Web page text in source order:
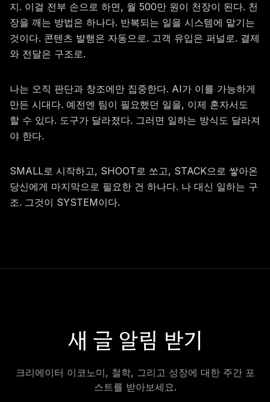
지. 이걸 전부 손으로 하면, 월 500만 원이 천장이 된다. 천
장을 깨는 방법은 하나다. 반복되는 일을 시스템에 맡기는
것이다. 콘텐츠 발행은 자동으로. 고객 유입은 퍼널로. 결제
와 전달은 구조로.
나는 오직 판단과 창조에만 집중한다. AI가 이를 가능하게
만든 시대다. 예전엔 팀이 필요했던 일을, 이제 혼자서도
할 수 있다. 도구가 달라졌다. 그러면 일하는 방식도 달라져
야 한다.
SMALL로 시작하고, SHOOT로 쏘고, STACK으로 쌓아온
당신에게 마지막으로 필요한 건 하나다. 나 대신 일하는 구
조. 그것이 SYSTEM이다.
새 글 알림 받기
크리에이터 이코노미, 철학, 그리고 성장에 대한 주간 포
스트를 받아보세요.